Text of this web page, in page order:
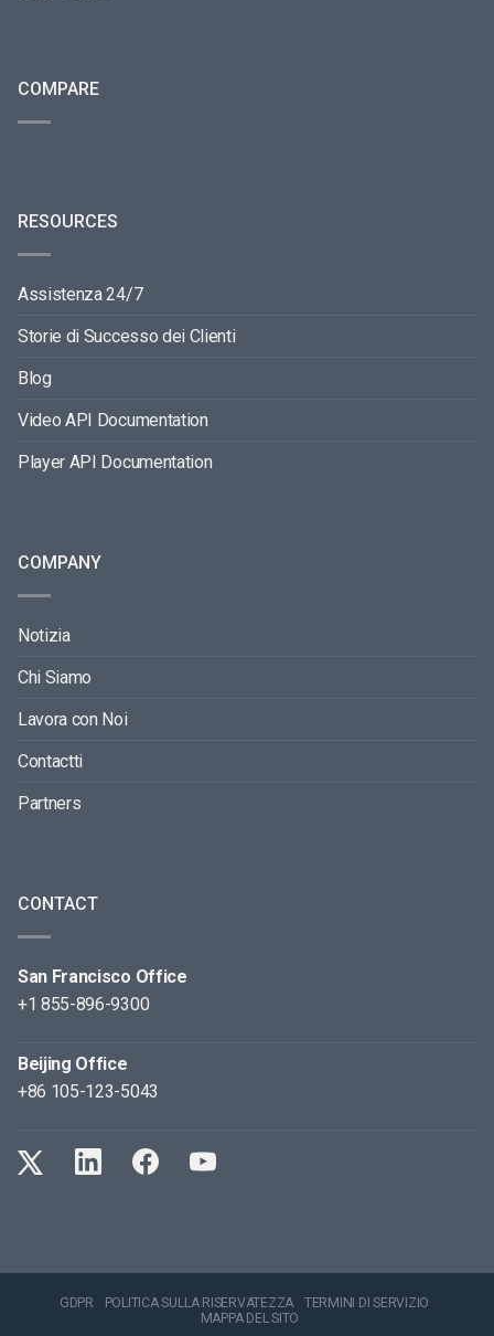
COMPARE
RESOURCES
Assistenza 24/7
Storie di Successo dei Clienti
Blog
Video API Documentation
Player API Documentation
COMPANY
Notizia
Chi Siamo
Lavora con Noi
Contactti
Partners
CONTACT
San Francisco Office
+1 855-896-9300
Beijing Office
+86 105-123-5043
GDPR POLITICA SULLA RISERVATEZZA
TERMINI DI SERVIZIO
MAPPA DEL SITO